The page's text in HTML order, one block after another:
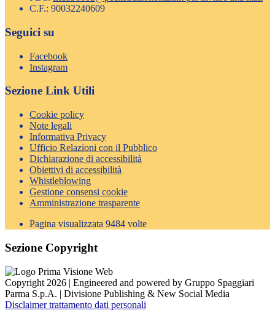
C.F.: 90032240609
Seguici su
Facebook
Instagram
Sezione Link Utili
Cookie policy
Note legali
Informativa Privacy
Ufficio Relazioni con il Pubblico
Dichiarazione di accessibilità
Obiettivi di accessibilità
Whistleblowing
Gestione consensi cookie
Amministrazione trasparente
Pagina visualizzata 9484 volte
Sezione Copyright
Copyright 2026 | Engineered and powered by Gruppo Spaggiari
Parma S.p.A. | Divisione Publishing & New Social Media
Disclaimer trattamento dati personali